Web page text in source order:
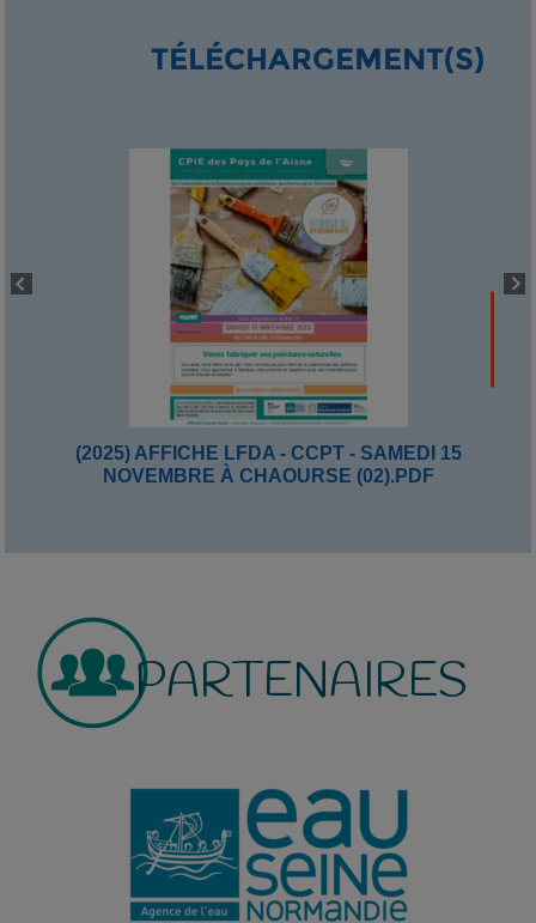
TÉLÉCHARGEMENT(S)
(2025) AFFICHE LFDA - CCPT - SAMEDI 15
NOVEMBRE À CHAOURSE (02).PDF
PARTENAIRES